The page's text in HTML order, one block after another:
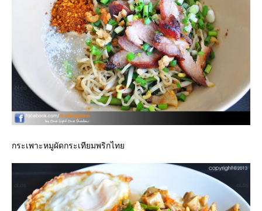
กระเพาะหมูผัดกระเทียมพริกไท